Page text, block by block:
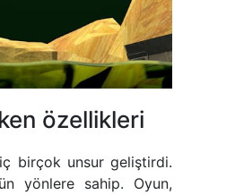
özellikleri
birçok unsur geliştirdi.
yönlere sahip. Oyun,